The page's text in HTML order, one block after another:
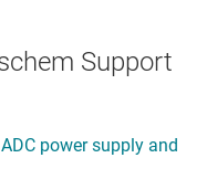
Support